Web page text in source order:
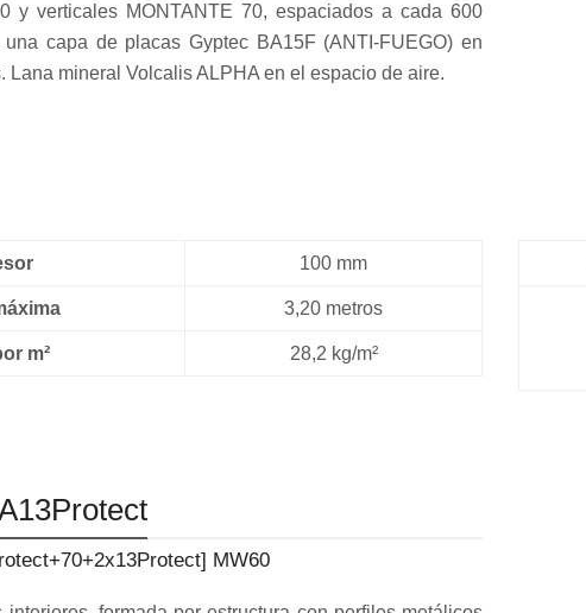
y verticales MONTANTE 70, espaciados a cada 600
capa de placas Gyptec BA15F (ANTI-FUEGO) en
Lana mineral Volcalis ALPHA en el espacio de aire.
100 mm
3,20 metros
m² 28,2 kg/m²
MW60